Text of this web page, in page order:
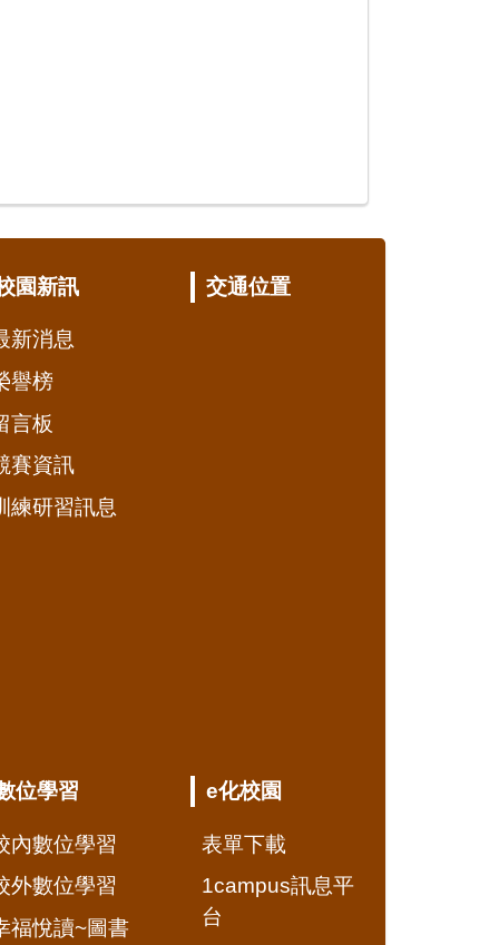
園新訊
新消息
譽榜
言板
賽資訊
練研習訊息
交通位置
位學習
內數位學習
外數位學習
福悅讀~圖書
e化校園
表單下載
1campus訊息平
台